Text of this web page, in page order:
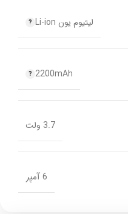
لیتیوم یون Li-ion
2200mAh
3.7 ولت
6 آمپر